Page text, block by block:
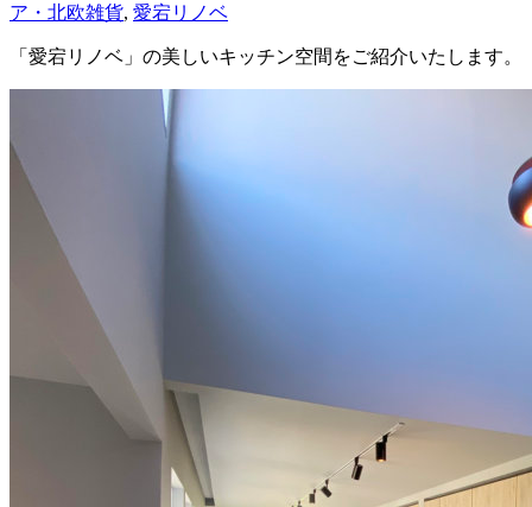
ア・北欧雑貨, 愛宕リノベ
「愛宕リノベ」の美しいキッチン空間をご紹介いたします。